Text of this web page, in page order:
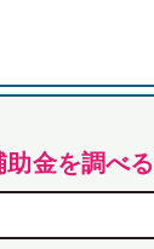
金を調べる